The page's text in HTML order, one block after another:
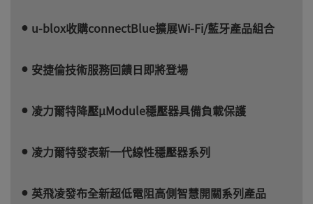
u-blox收購connectBlue擴展Wi-Fi/藍牙產品組合
安捷倫技術服務回饋日即將登場
凌力爾特降壓µModule穩壓器具備負載保護
凌力爾特發表新一代線性穩壓器系列
英飛凌發布全新超低電阻高側智慧開關系列產品